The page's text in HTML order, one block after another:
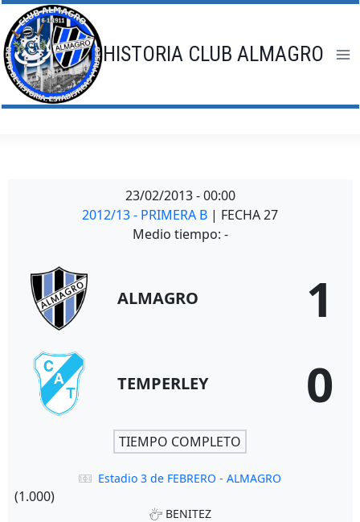
Saltar
al
contenido
HISTORIA CLUB ALMAGRO
23/02/2013 - 00:00
2012/13 - PRIMERA B | FECHA 27
Medio tiempo: -
ALMAGRO 1
TEMPERLEY 0
TIEMPO COMPLETO
Estadio 3 de FEBRERO - ALMAGRO
(1.000)
BENITEZ